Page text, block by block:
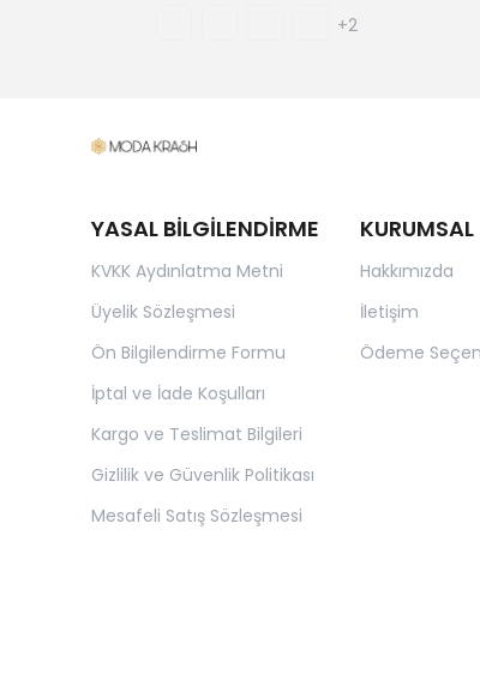
+2
YASAL BİLGİLENDİRME
KVKK Aydınlatma Metni
Üyelik Sözleşmesi
Ön Bilgilendirme Formu
İptal ve İade Koşulları
Kargo ve Teslimat Bilgileri
Gizlilik ve Güvenlik Politikası
Mesafeli Satış Sözleşmesi
KURUMSAL
Hakkımızda
İletişim
Ödeme